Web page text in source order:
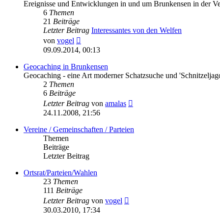
Ereignisse und Entwicklungen in und um Brunkensen in der
6 Themen
21 Beiträge
Letzter Beitrag Interessantes von den Welfen
von vogel
Beitrag
09.09.2014, 00:13
Geocaching in Brunkensen
Geocaching - eine Art moderner Schatzsuche und
2 Themen
6 Beiträge
Letzter Beitrag von amalas
24.11.2008, 21:56
Vereine / Gemeinschaften / Parteien
Themen
Beiträge
Letzter Beitrag
Ortsrat/Parteien/Wahlen
23 Themen
111 Beiträge
Letzter Beitrag von vogel
30.03.2010, 17:34